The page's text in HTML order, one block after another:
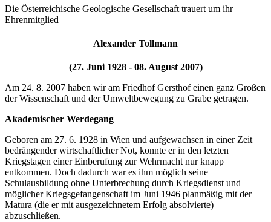
Die Österreichische Geologische Gesellschaft trauert um ihr
Ehrenmitglied
Alexander Tollmann
(27. Juni 1928 - 08. August 2007)
Am 24. 8. 2007 haben wir am Friedhof Gersthof einen ganz Großen
der Wissenschaft und der Umweltbewegung zu Grabe getragen.
Akademischer Werdegang
Geboren am 27. 6. 1928 in Wien und aufgewachsen in einer Zeit
bedrängender wirtschaftlicher Not, konnte er in den letzten
Kriegstagen einer Einberufung zur Wehrmacht nur knapp
entkommen. Doch dadurch war es ihm möglich seine
Schulausbildung ohne Unterbrechung durch Kriegsdienst und
möglicher Kriegsgefangenschaft im Juni 1946 planmäßig mit der
Matura (die er mit ausgezeichnetem Erfolg absolvierte)
abzuschließen.